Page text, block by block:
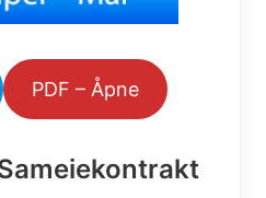
PDF – Åpne